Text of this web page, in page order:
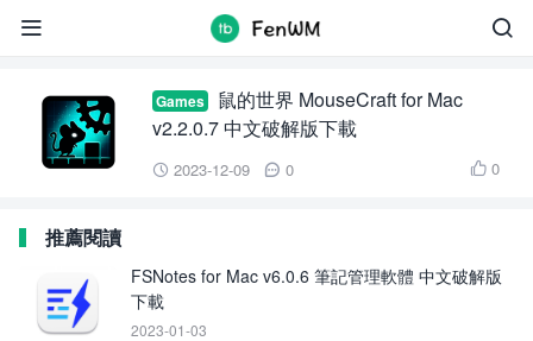

 MouseCraft for Mac
Games
鼠的世界 MouseCraft for Mac
v2.2.0.7 中文破解版下載
 2023-12-09  0  0
推薦閱讀
FSNotes for Mac v6.0.6 筆記管理軟體 中文破解版
下載
2023-01-03